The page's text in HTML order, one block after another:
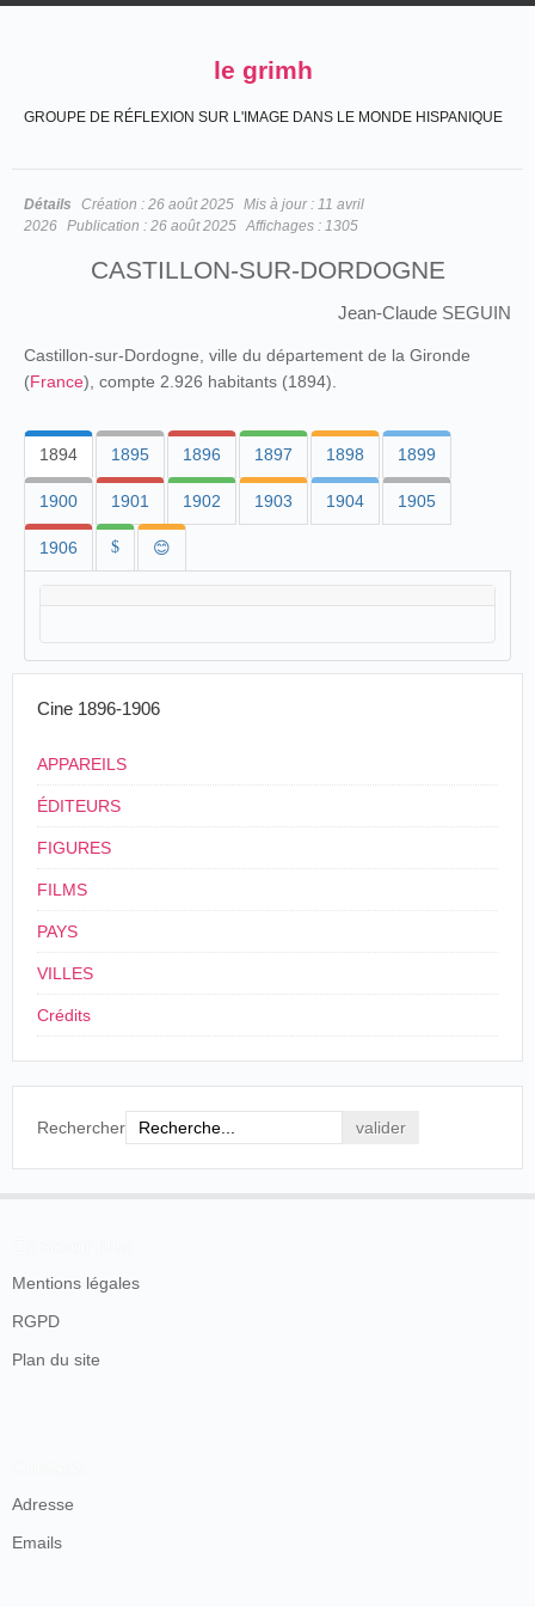
le grimh
GROUPE DE RÉFLEXION SUR L'IMAGE DANS LE MONDE HISPANIQUE
Détails Création : 26 août 2025 Mis à jour : 11 avril
2026 Publication : 26 août 2025 Affichages : 1305
CASTILLON-SUR-DORDOGNE
Jean-Claude SEGUIN
Castillon-sur-Dordogne, ville du département de la Gironde
(France), compte 2.926 habitants (1894).
1894 1895 1896 1897 1898 1899
1900 1901 1902 1903 1904 1905
1906 $ 😊
Cine 1896-1906
APPAREILS
ÉDITEURS
FIGURES
FILMS
PAYS
VILLES
Crédits
Rechercher
Mentions légales
RGPD
Plan du site
Adresse
Emails